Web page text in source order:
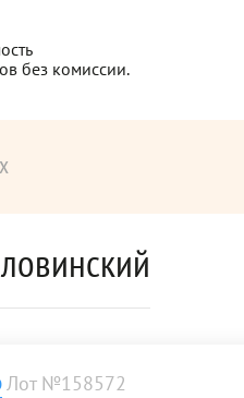
без комиссии.
Лот №158572